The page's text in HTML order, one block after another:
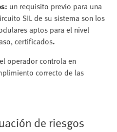
un requisito previo para una
SIL de su sistema son los
aptos para el nivel
certificados.
el operador controla en
correcto de las
de riesgos